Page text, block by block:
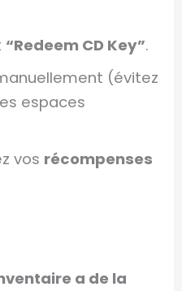
“Redeem CD Key”.
(évitez
espaces
vos récompenses
a de la